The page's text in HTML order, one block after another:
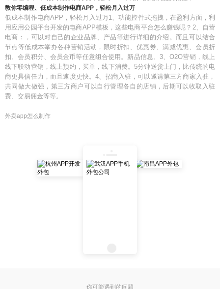
教你零编程、低成本制作电商APP，轻松月入过万
低成本制作电商APP，轻松月入过万1、功能控件式拖拽，在盈利方面，利
用应用公园平台开发的电商APP模板，这些电商平台怎么赚钱呢？2、自营
电商：，可以对自己的企业品牌、产品等进行详细的介绍。而且可以结合
节点等低成本举办各种营销活动，限时折扣、优惠券、满减优惠、会员折
扣、会员积分、会员金币等任意组合使用。新品信息、3、O2O营销，线上
线下联动营销，线上预约，买单，线下消费。5分钟送货上门，比传统的电
商更具信任力，而且速度更快。4、招商入驻，可以邀请第三方商家入驻，
共同做大做强，第三方商户可以自行管理各自的店铺，后期可以收取入驻
费、交易佣金等等。
外卖app怎么制作
你可能遇到的问题